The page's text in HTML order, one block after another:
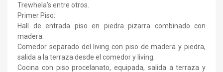
Trewhela’s entre otros.
Primer Piso:
Hall de entrada piso en piedra pizarra combinado con
madera.
Comedor separado del living con piso de madera y piedra,
salida a la terraza desde el comedor y living.
Cocina con piso procelanato, equipada, salida a terraza y